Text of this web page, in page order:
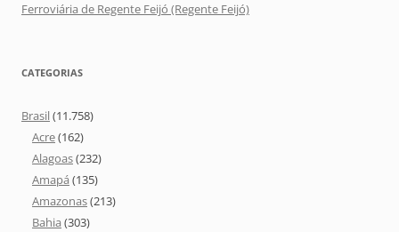
Ferroviária de Regente Feijó (Regente Feijó)
CATEGORIAS
Brasil(11.758)
Acre(162)
Alagoas(232)
Amapá (135)
Amazonas(213)
Bahia (303)